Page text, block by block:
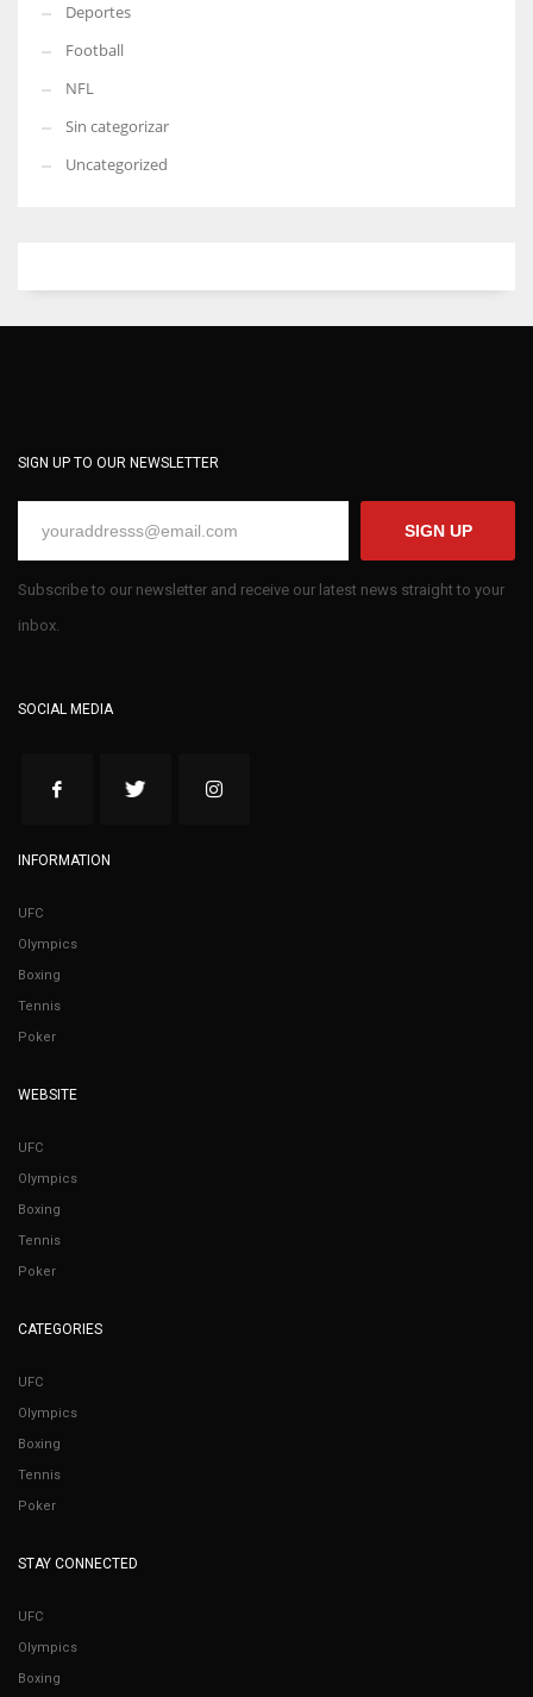
Deportes
Football
NFL
Sin categorizar
Uncategorized
SIGN UP TO OUR NEWSLETTER
SIGN UP
Subscribe to our newsletter and receive our latest news straight to your
inbox.
SOCIAL MEDIA
INFORMATION
UFC
Olympics
Boxing
Tennis
Poker
WEBSITE
UFC
Olympics
Boxing
Tennis
Poker
CATEGORIES
UFC
Olympics
Boxing
Tennis
Poker
STAY CONNECTED
UFC
Olympics
Boxing